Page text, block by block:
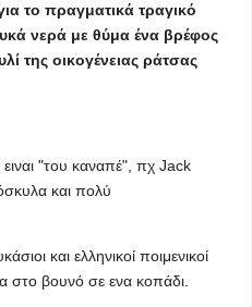
το πραγματικά τραγικό
νερά με θύμα ένα βρέφος
της οικογένειας ράτσας
ειναι "του καναπέ", πχ Jack
και πολύ
και ελληνικοί ποιμενικοί
στο βουνό σε ενα κοπάδι.